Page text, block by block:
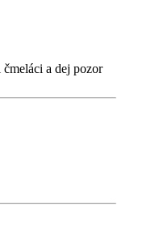
a dej pozor